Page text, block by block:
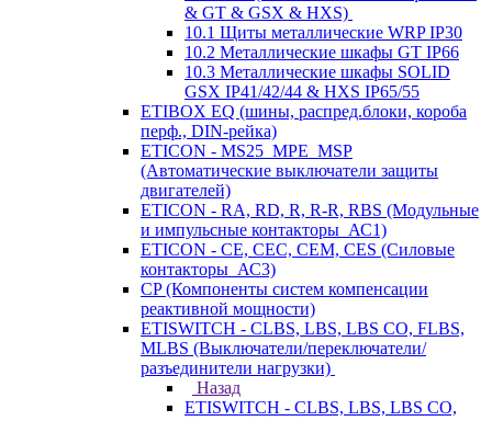
& GT & GSX & HXS)
10.1 Щиты металлические WRP IP30
10.2 Металлические шкафы GT IP66
10.3 Металлические шкафы SOLID
GSX IP41/42/44 & HXS IP65/55
ETIBOX EQ (шины, распред.блоки, короба
перф., DIN-рейка)
ETICON - MS25_MPE_MSP
(Автоматические выключатели защиты
двигателей)
ETICON - RA, RD, R, R-R, RBS (Модульные
и импульсные контакторы_АС1)
ETICON - CE, CEC, CEM, CES (Силовые
контакторы_АС3)
CP (Компоненты систем компенсации
реактивной мощности)
ETISWITCH - CLBS, LBS, LBS CO, FLBS,
MLBS (Выключатели/переключатели/
разъединители нагрузки)
Назад
ETISWITCH - CLBS, LBS, LBS CO,